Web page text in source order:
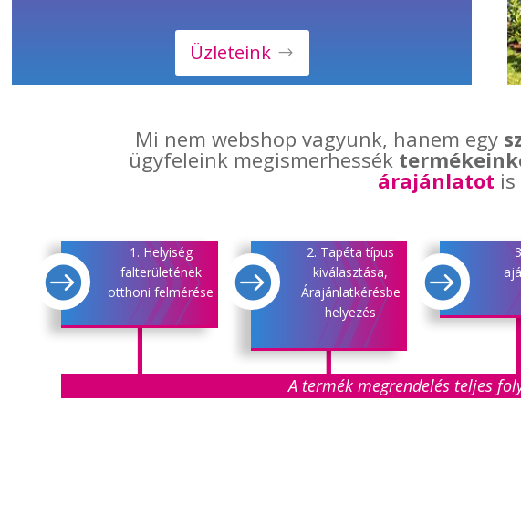
Üzleteink
Mi nem webshop vagyunk, hanem egy
ügyfeleink megismerhessék
árajánlatot

1. Helyiség
falterületének
otthoni felmérése

2. Tapéta típus
kiválasztása,
Árajánlatkérésbe
helyezés

A termék megrendelés teljes